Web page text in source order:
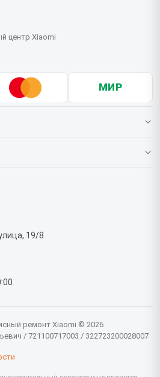
центр Xiaomi
МИР
19/8
ремонт Xiaomi © 2026
/ 721100717003 / 322723200028007